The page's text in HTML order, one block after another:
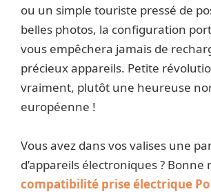
ou un simple touriste pressé de
belles photos, la configuration
vous empêchera jamais de
précieux appareils. Petite
vraiment, plutôt une heureuse
européenne !
Vous avez dans vos valises une
d’appareils électroniques ? Bonne
compatibilité prise électrique